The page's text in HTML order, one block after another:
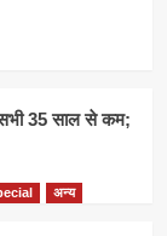
सभी 35 साल से कम;
अन्य